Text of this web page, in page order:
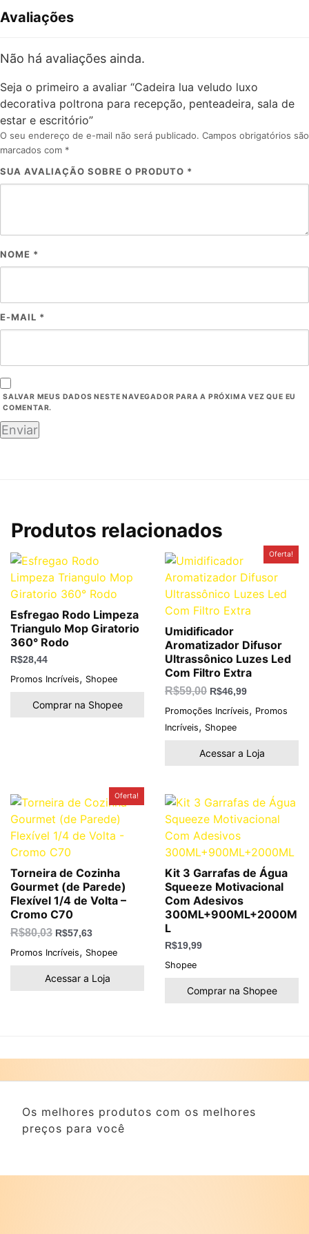
Avaliações
Não há avaliações ainda.
Seja o primeiro a avaliar “Cadeira lua veludo luxo
decorativa poltrona para recepção, penteadeira, sala de
estar e escritório”
O seu endereço de e-mail não será publicado. Campos obrigatórios são
marcados com *
SUA AVALIAÇÃO SOBRE O PRODUTO *
NOME *
E-MAIL *
SALVAR MEUS DADOS NESTE NAVEGADOR PARA A PRÓXIMA VEZ QUE EU
COMENTAR.
Produtos relacionados
Esfregao Rodo Limpeza
Triangulo Mop Giratorio
360° Rodo
R$28,44
Promos Incríveis, Shopee
Comprar na Shopee
Oferta!
Umidificador
Aromatizador Difusor
Ultrassônico Luzes Led
Com Filtro Extra
R$59,00
preço
original
era:
R$59,00.
R$46,99
atual
é:
R$46,99.
Promoções Incríveis, Promos
Incríveis, Shopee
Acessar a Loja
Oferta!
Torneira de Cozinha
Gourmet (de Parede)
Flexível 1/4 de Volta –
Cromo C70
R$80,03
preço
original
era:
R$80,03.
R$57,63
preço
é:
R$57,63.
Promos Incríveis, Shopee
Acessar a Loja
Kit 3 Garrafas de Água
Squeeze Motivacional
Com Adesivos
300ML+900ML+2000M
L
R$19,99
Shopee
Comprar na Shopee
Os melhores produtos com os melhores
preços para você